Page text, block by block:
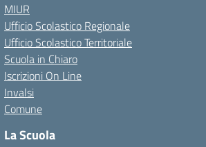
MIUR
Ufficio Scolastico Regionale
Ufficio Scolastico Territoriale
Scuola in Chiaro
Iscrizioni On Line
Invalsi
Comune
La Scuola